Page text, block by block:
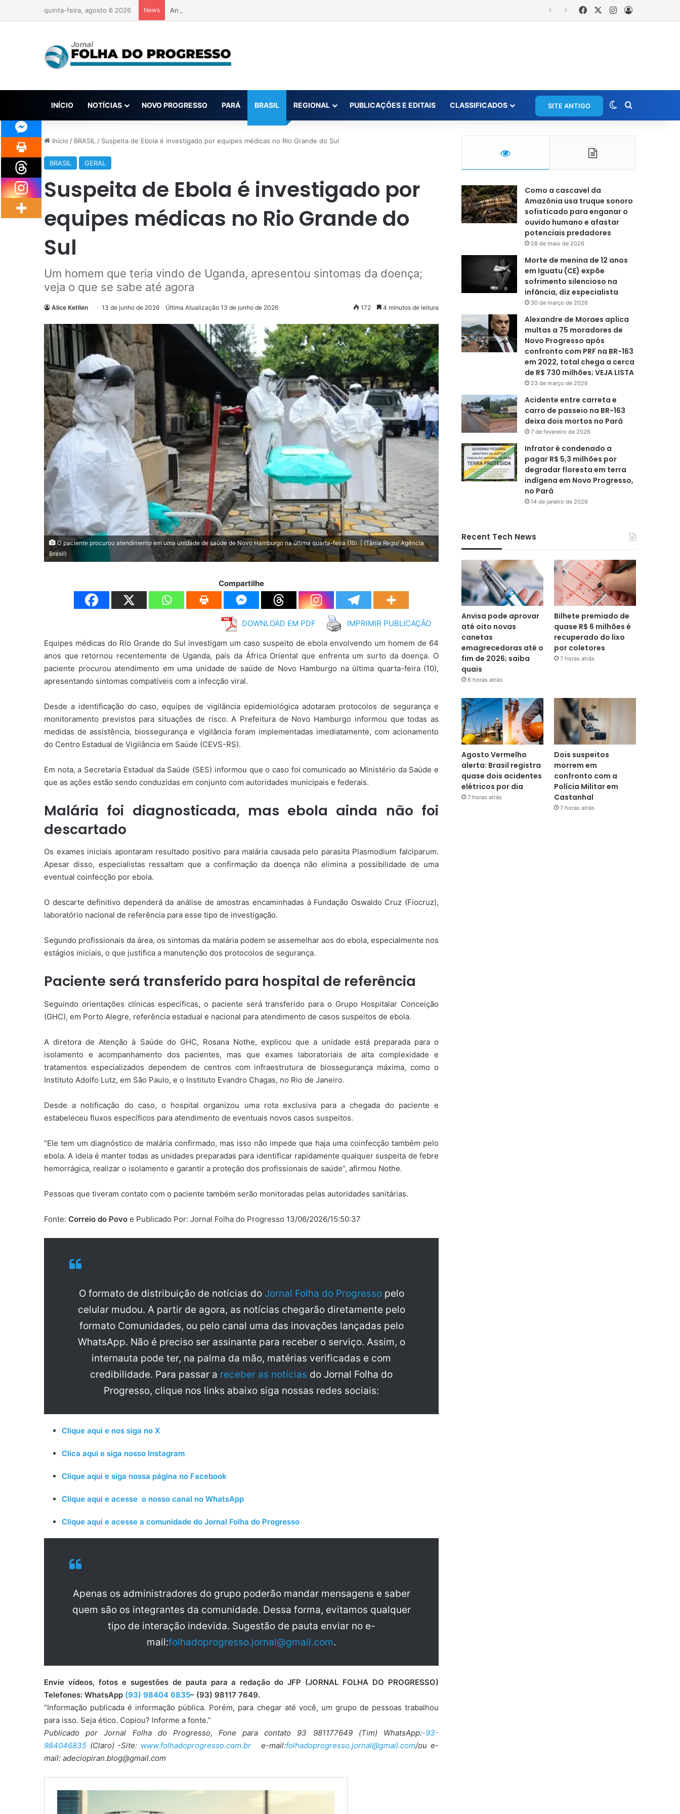
quinta-feira, agosto 6 2026 News Anvisa pode aprovar até oito novas canetas emagrecedoras até o fim de 2026; saiba quais FacebookInstagram
INÍCIO NOTÍCIAS NOVO PROGRESSO PARÁ BRASIL REGIONAL PUBLICAÇÕES E EDITAIS CLASSIFICADOS SITE ANTIGO Switch skin
Início / BRASIL / Suspeita de Ebola é investigado por equipes médicas no Rio Grande do Sul
BRASIL GERAL
Suspeita de Ebola é investigado por
equipes médicas no Rio Grande do
Sul
Um homem que teria vindo de Uganda, apresentou sintomas da doença;
veja o que se sabe até agora
Alice Ketllen 13 de junho de 2026 Última Atualização 13 de junho de 2026 172 4 minutos de leitura
O paciente procurou atendimento em uma unidade de saúde de Novo Hamburgo na última quarta-feira (10). | (Tânia Rego/ Agência
Brasil)
Compartilhe
DOWNLOAD EM PDF IMPRIMIR PUBLICAÇÃO
Equipes médicas do Rio Grande do Sul investigam um caso suspeito de ebola envolvendo um homem de 64
anos que retornou recentemente de Uganda, país da África Oriental que enfrenta um surto da doença. O
paciente procurou atendimento em uma unidade de saúde de Novo Hamburgo na última quarta-feira (10),
apresentando sintomas compatíveis com a infecção viral.
Desde a identificação do caso, equipes de vigilância epidemiológica adotaram protocolos de segurança e
monitoramento previstos para situações de risco. A Prefeitura de Novo Hamburgo informou que todas as
medidas de assistência, biossegurança e vigilância foram implementadas imediatamente, com acionamento
do Centro Estadual de Vigilância em Saúde (CEVS-RS).
Em nota, a Secretaria Estadual da Saúde (SES) informou que o caso foi comunicado ao Ministério da Saúde e
que as ações estão sendo conduzidas em conjunto com autoridades municipais e federais.
Malária foi diagnosticada, mas ebola ainda não foi
descartado
Os exames iniciais apontaram resultado positivo para malária causada pelo parasita Plasmodium falciparum.
Apesar disso, especialistas ressaltam que a confirmação da doença não elimina a possibilidade de uma
eventual coinfecção por ebola.
O descarte definitivo dependerá da análise de amostras encaminhadas à Fundação Oswaldo Cruz (Fiocruz),
laboratório nacional de referência para esse tipo de investigação.
Segundo profissionais da área, os sintomas da malária podem se assemelhar aos do ebola, especialmente nos
estágios iniciais, o que justifica a manutenção dos protocolos de segurança.
Paciente será transferido para hospital de referência
Seguindo orientações clínicas específicas, o paciente será transferido para o Grupo Hospitalar Conceição
(GHC), em Porto Alegre, referência estadual e nacional para atendimento de casos suspeitos de ebola.
A diretora de Atenção à Saúde do GHC, Rosana Nothe, explicou que a unidade está preparada para o
isolamento e acompanhamento dos pacientes, mas que exames laboratoriais de alta complexidade e
tratamentos especializados dependem de centros com infraestrutura de biossegurança máxima, como o
Instituto Adolfo Lutz, em São Paulo, e o Instituto Evandro Chagas, no Rio de Janeiro.
Desde a notificação do caso, o hospital organizou uma rota exclusiva para a chegada do paciente e
estabeleceu fluxos específicos para atendimento de eventuais novos casos suspeitos.
“Ele tem um diagnóstico de malária confirmado, mas isso não impede que haja uma coinfecção também pelo
ebola. A ideia é manter todas as unidades preparadas para identificar rapidamente qualquer suspeita de febre
hemorrágica, realizar o isolamento e garantir a proteção dos profissionais de saúde”, afirmou Nothe.
Pessoas que tiveram contato com o paciente também serão monitoradas pelas autoridades sanitárias.
Fonte: Correio do Povo e Publicado Por: Jornal Folha do Progresso 13/06/2026/15:50:37
O formato de distribuição de notícias do Jornal Folha do Progresso pelo
celular mudou. A partir de agora, as notícias chegarão diretamente pelo
formato Comunidades, ou pelo canal uma das inovações lançadas pelo
WhatsApp. Não é preciso ser assinante para receber o serviço. Assim, o
internauta pode ter, na palma da mão, matérias verificadas e com
credibilidade. Para passar a receber as notícias do Jornal Folha do
Progresso, clique nos links abaixo siga nossas redes sociais:
Clique aqui e nos siga no X
Clica aqui e siga nosso Instagram
Clique aqui e siga nossa página no Facebook
Clique aqui e acesse o nosso canal no WhatsApp
Clique aqui e acesse a comunidade do Jornal Folha do Progresso
Apenas os administradores do grupo poderão mandar mensagens e saber
quem são os integrantes da comunidade. Dessa forma, evitamos qualquer
tipo de interação indevida. Sugestão de pauta enviar no e-
mail:folhadoprogresso.jornal@gmail.com.
Envie vídeos, fotos e sugestões de pauta para a redação do JFP (JORNAL FOLHA DO PROGRESSO)
Telefones: WhatsApp (93) 98404 6835– (93) 98117 7649.
“Informação publicada é informação pública. Porém, para chegar até você, um grupo de pessoas trabalhou
para isso. Seja ético. Copiou? Informe a fonte.”
Publicado por Jornal Folha do Progresso, Fone para contato 93 981177649 (Tim) WhatsApp:-93-
984046835 (Claro) -Site: www.folhadoprogresso.com.br e-mail:folhadoprogresso.jornal@gmail.com/ou e-
mail: adeciopiran.blog@gmail.com
Como a cascavel da
Amazônia usa truque sonoro
sofisticado para enganar o
ouvido humano e afastar
potenciais predadores
28 de maio de 2026
Morte de menina de 12 anos
em Iguatu (CE) expõe
sofrimento silencioso na
infância, diz especialista
30 de março de 2026
Alexandre de Moraes aplica
multas a 75 moradores de
Novo Progresso após
confronto com PRF na BR-163
em 2022, total chega a cerca
de R$ 730 milhões; VEJA LISTA
23 de março de 2026
Acidente entre carreta e
carro de passeio na BR-163
deixa dois mortos no Pará
7 de fevereiro de 2026
Infrator é condenado a
pagar R$ 5,3 milhões por
degradar floresta em terra
indígena em Novo Progresso,
no Pará
14 de janeiro de 2026
Recent Tech News
Anvisa pode aprovar
até oito novas
canetas
emagrecedoras até o
fim de 2026; saiba
quais
6 horas atrás
Bilhete premiado de
quase R$ 6 milhões é
recuperado do lixo
por coletores
7 horas atrás
Agosto Vermelho
alerta: Brasil registra
quase dois acidentes
elétricos por dia
7 horas atrás
Dois suspeitos
morrem em
confronto com a
Polícia Militar em
Castanhal
7 horas atrás